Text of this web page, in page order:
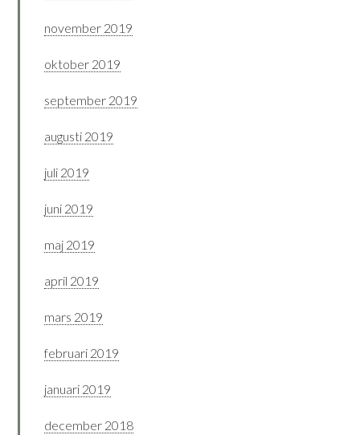
november 2019
oktober 2019
september 2019
augusti 2019
juli 2019
juni 2019
maj 2019
april 2019
mars 2019
februari 2019
januari 2019
december 2018